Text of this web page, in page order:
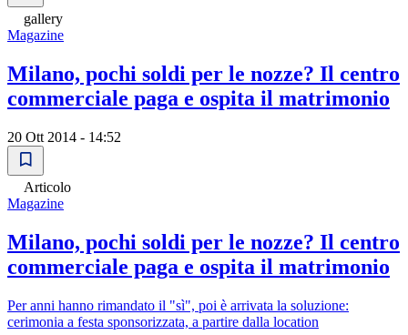
gallery
Magazine
Milano, pochi soldi per le nozze? Il centro
commerciale paga e ospita il matrimonio
20 Ott 2014 - 14:52
Articolo
Magazine
Milano, pochi soldi per le nozze? Il centro
commerciale paga e ospita il matrimonio
Per anni hanno rimandato il "sì", poi è arrivata la soluzione:
cerimonia a festa sponsorizzata, a partire dalla location